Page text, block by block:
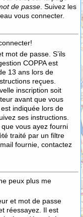
de passe . Suivez les
vous connecter.
mot de passe. S’ils
COPPA est
13 ans lors de
reçues.
inscription soit
avant que vous
indiquée lors de
ses instructions.
que vous ayez fourni
traité par un filtre
fournie, contactez
peux plus me
et mot de passe
réessayez. Il est